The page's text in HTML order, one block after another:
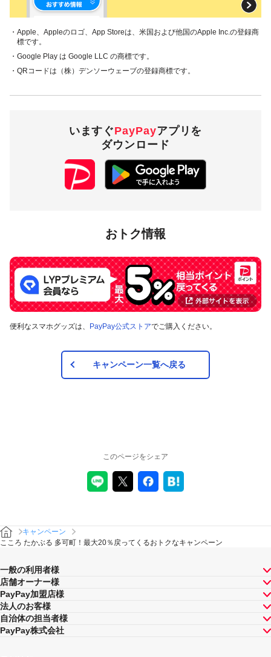
・Apple、Appleのロゴ、App Storeは、米国および他国のApple Inc.の登録商
標です。
・Google Play は Google LLC の商標です。
・QRコードは（株）デンソーウェーブの登録商標です。
いますぐPayPayアプリを
ダウンロード
おトク情報
便利なスマホグッズは、 PayPay公式ストアでご購入ください。
キャンペーン一覧へ戻る
このページをシェア
キャンペーン
こころ たかぶる 多可町！最大20％戻ってくるおトクなキャンペーン
一般の利用者様
店舗オーナー様
PayPay加盟店様
法人のお客様
自治体の担当者様
PayPay株式会社